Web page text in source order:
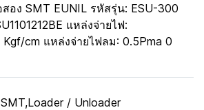
สอง SMT EUNIL รหัสรุ่น: ESU-300
แหล่งจ่ายไฟ:
Kgf/cm แหล่งจ่ายไฟลม: 0.5Pma 0
,Loader / Unloader